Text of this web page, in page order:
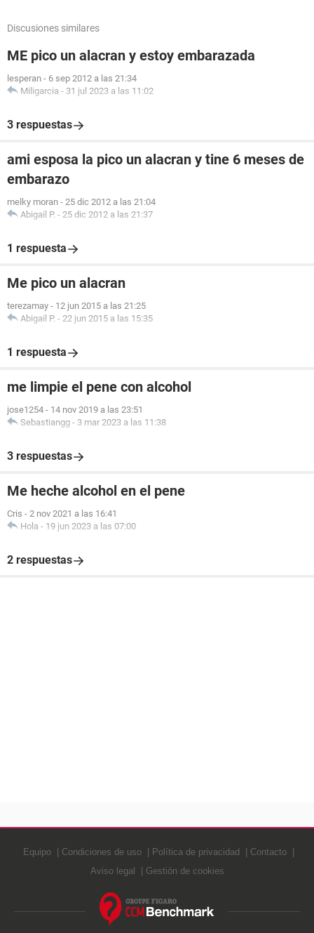
Discusiones similares
ME pico un alacran y estoy embarazada
lesperan - 6 sep 2012 a las 21:34
Miligarcia - 31 jul 2023 a las 11:02
3 respuestas
ami esposa la pico un alacran y tine 6 meses de
embarazo
melky moran - 25 dic 2012 a las 21:04
Abigail P. - 25 dic 2012 a las 21:37
1 respuesta
Me pico un alacran
terezamay - 12 jun 2015 a las 21:25
Abigail P. - 22 jun 2015 a las 15:35
1 respuesta
me limpie el pene con alcohol
jose1254 - 14 nov 2019 a las 23:51
Sebastiangg - 3 mar 2023 a las 11:38
3 respuestas
Me heche alcohol en el pene
Cris - 2 nov 2021 a las 16:41
Hola - 19 jun 2023 a las 07:00
2 respuestas
Equipo Condiciones de uso Política de privacidad
Contacto
Aviso legal
Gestión de cookies